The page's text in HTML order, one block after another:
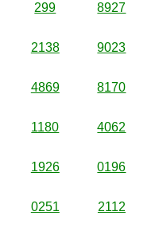
299 8927
2138 9023
4869 8170
1180 4062
1926 0196
0251 2112